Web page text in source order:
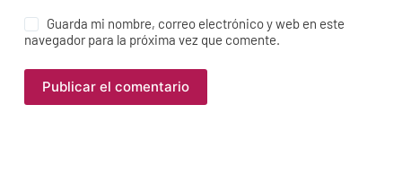
Guarda mi nombre, correo electrónico y web en este
navegador para la próxima vez que comente.
Publicar el comentario